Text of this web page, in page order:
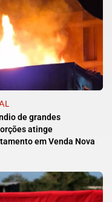
de grandes
atinge
em Venda Nova